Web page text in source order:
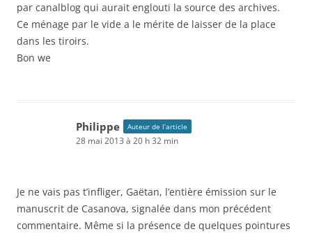
par canalblog qui aurait englouti la source des archives.
Ce ménage par le vide a le mérite de laisser de la place
dans les tiroirs.
Bon we
Philippe Auteur de l’article
28 mai 2013 à 20 h 32 min
Je ne vais pas t’infliger, Gaëtan, l’entière émission sur le
manuscrit de Casanova, signalée dans mon précédent
commentaire. Même si la présence de quelques pointures